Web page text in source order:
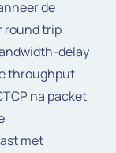
de
round trip
delay
throughput
na packet
met